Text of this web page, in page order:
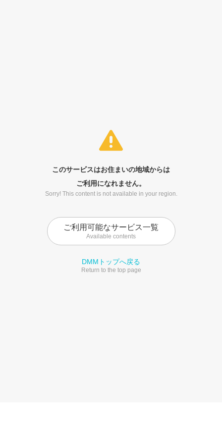
このサービスはお住まいの地域からは
ご利用になれません。
Sorry! This content is not available in your region.
ご利用可能なサービス一覧
Available contents
DMMトップへ戻る
Return to the top page